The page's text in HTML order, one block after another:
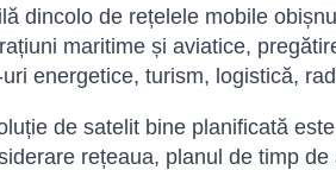
dincolo de rețelele mobile
maritime și aviatice,
energetice, turism, logistică,
de satelit bine planificată
rețeaua, planul de timp